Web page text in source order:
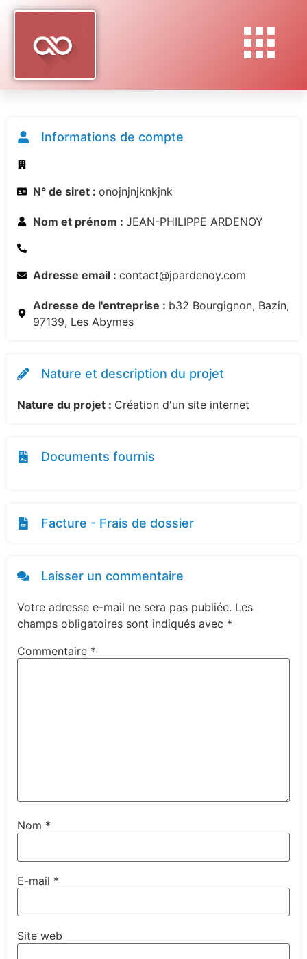
Informations de compte
N° de siret : onojnjnjknkjnk
Nom et prénom : JEAN-PHILIPPE ARDENOY
Adresse email : contact@jpardenoy.com
Adresse de l'entreprise : b32 Bourgignon, Bazin,
97139, Les Abymes
Nature et description du projet
Nature du projet : Création d'un site internet
Documents fournis
Facture - Frais de dossier
Laisser un commentaire
Votre adresse e-mail ne sera pas publiée. Les
champs obligatoires sont indiqués avec *
Commentaire *
Nom *
E-mail *
Site web